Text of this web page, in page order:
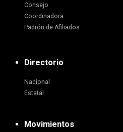
Consejo
Coordinadora
Padrón de Afiliados
Directorio
Nacional
Estatal
Movimientos